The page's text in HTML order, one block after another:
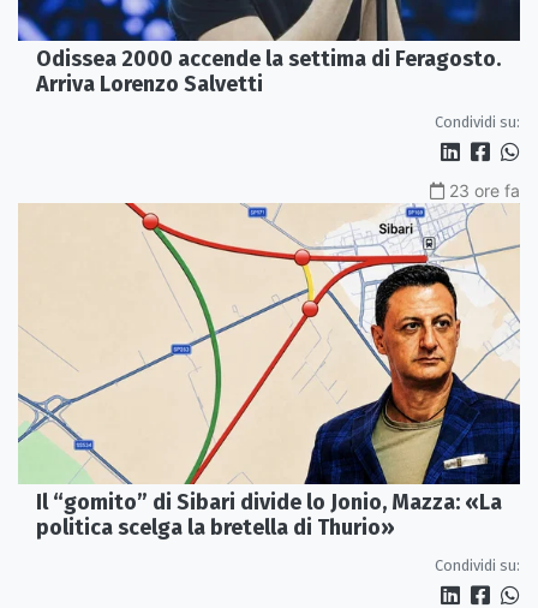
Odissea 2000 accende la settima di Feragosto.
Arriva Lorenzo Salvetti
Condividi su:
23 ore fa
Il “gomito” di Sibari divide lo Jonio, Mazza: «La
politica scelga la bretella di Thurio»
Condividi su: